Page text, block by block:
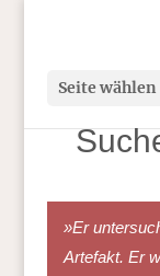
Seite wählen
»Er
Artefakt. Er